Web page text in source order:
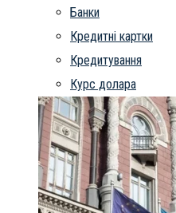
Банки
Кредитні картки
Кредитування
Курс долара